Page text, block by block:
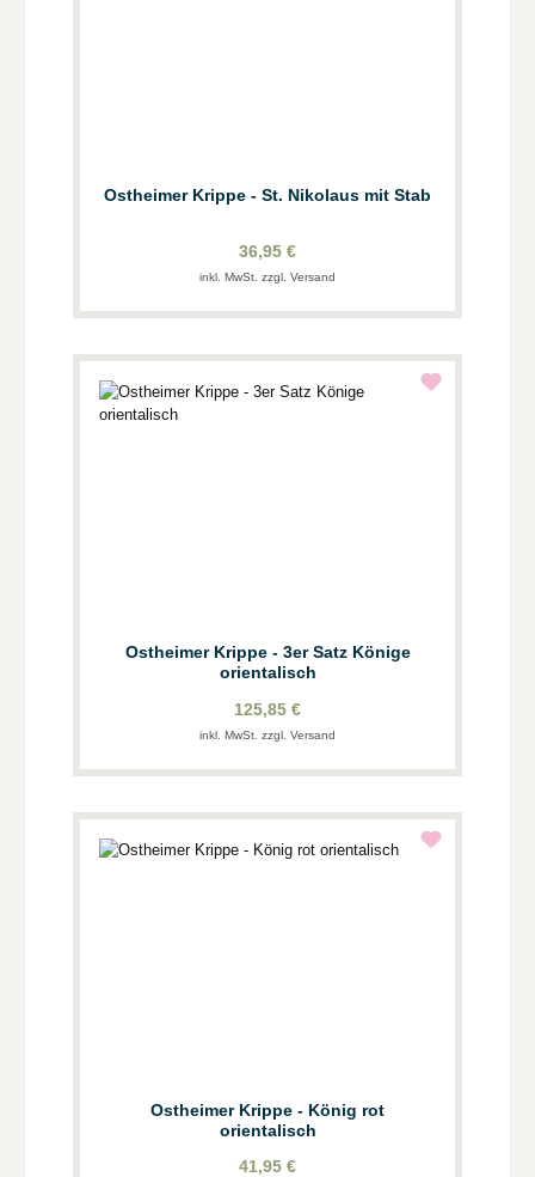
Ostheimer Krippe - St. Nikolaus mit Stab
36,95 €
inkl. MwSt. zzgl. Versand
Ostheimer Krippe - 3er Satz Könige
orientalisch
125,85 €
inkl. MwSt. zzgl. Versand
Ostheimer Krippe - König rot
orientalisch
41,95 €